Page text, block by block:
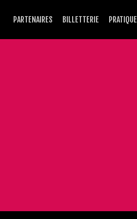
PARTENAIRES BILLETTERIE PRATIQUE